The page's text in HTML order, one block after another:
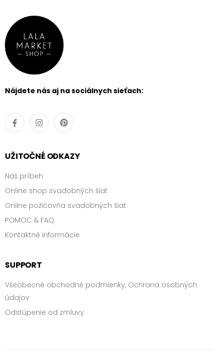
Nájdete nás aj na sociálnych sieťach:
UŽITOČNÉ ODKAZY
Náš príbeh
Online shop svadobných šiat
Online požičovňa svadobných šiat
POMOC & FAQ
Kontaktné informácie
SUPPORT
Všeobecné obchodné podmienky, Ochrana osobných
údajov
Odstúpenie od zmluvy